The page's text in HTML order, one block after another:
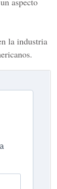
la industria